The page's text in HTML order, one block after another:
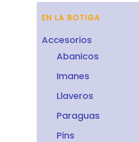
EN LA BOTIGA
Accesorios
Abanicos
Imanes
Llaveros
Paraguas
Pins